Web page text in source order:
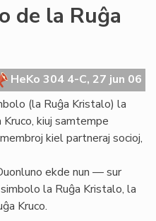
de la Ruĝa
HeKo 304 4-C, 27 jun 06
(la Ruĝa Kristalo) la
kiuj samtempe
kiel partneraj socioj,
ekde nun — sur
la Ruĝa Kristalo, la
Kruco.